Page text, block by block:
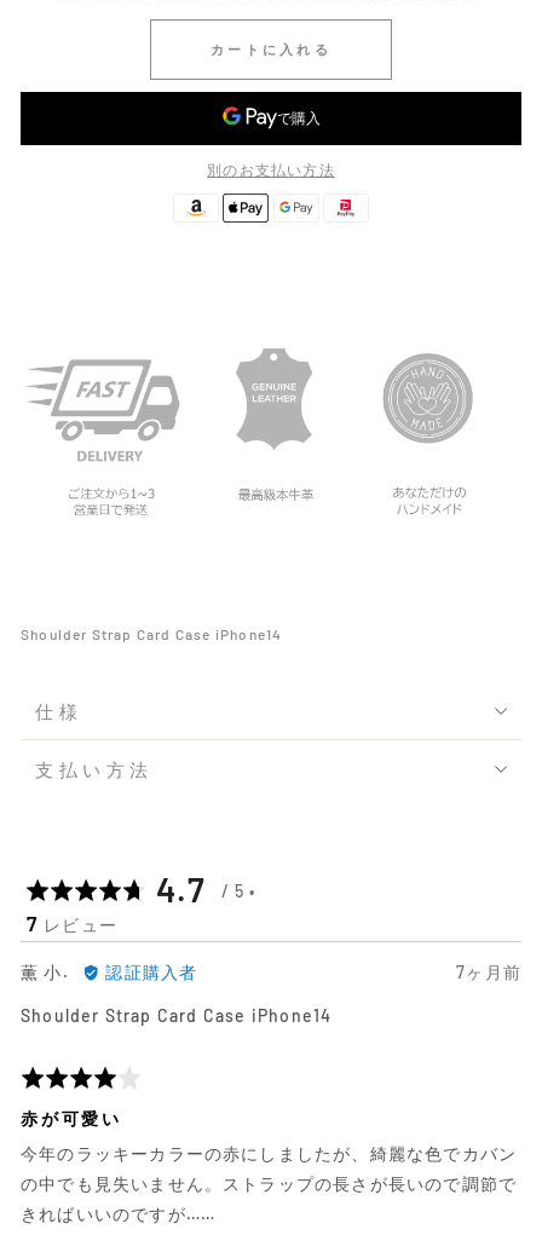
カートに入れる
別のお支払い方法
Shoulder Strap Card Case iPhone14
仕様
支払い方法
7 レビュー
平
均
の
4.7 out
of
日
た
レ
7ヶ月前
薫 小. 薫
に
る
ビ
ュ
ー
認証購入者
Shoulder Strap Card Case iPhone14
5
階
評
価
中
赤が可愛い
今年のラッキーカラーの赤にしましたが、綺麗な色でカバン
の中でも見失いません。ストラップの長さが長いので調節で
きればいいのですが……